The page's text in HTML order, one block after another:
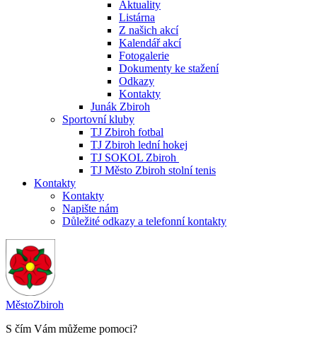
Aktuality
Listárna
Z našich akcí
Kalendář akcí
Fotogalerie
Dokumenty ke stažení
Odkazy
Kontakty
Junák Zbiroh
Sportovní kluby
TJ Zbiroh fotbal
TJ Zbiroh lední hokej
TJ SOKOL Zbiroh
TJ Město Zbiroh stolní tenis
Kontakty
Kontakty
Napište nám
Důležité odkazy a telefonní kontakty
MěstoZbiroh
S čím Vám můžeme pomoci?